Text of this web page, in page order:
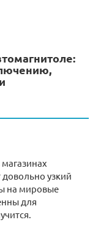
узкий
на мировые
для